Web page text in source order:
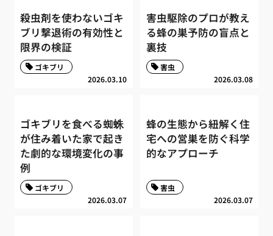
殺虫剤を使わないゴキ
ブリ撃退術の有効性と
限界の検証
2026.03.10
ゴキブリ
害虫駆除のプロが教え
る蜂の巣予防の盲点と
裏技
2026.03.08
害虫
ゴキブリを食べる蜘蛛
が住み着いた家で起き
た劇的な環境変化の事
例
2026.03.07
ゴキブリ
蜂の生態から紐解く住
宅への営巣を防ぐ科学
的なアプローチ
2026.03.07
害虫